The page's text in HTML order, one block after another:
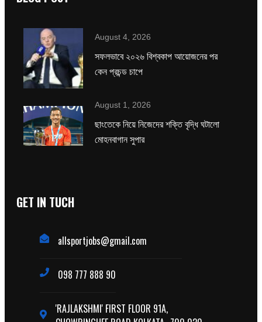
August 4, 2026
সফলভাবে ২০২৬ বিশ্বকাপ আয়োজনের পর
কেন প্রচন্ড চাপে
August 1, 2026
ছাংতেকে নিয়ে নিজেদের শক্তি বৃদ্ধি ঘটালো
মোহনবাগান সুপার
GET IN TUCH
allsportjobs@gmail.com
098 777 888 90
'RAJLAKSHMI' FIRST FLOOR 91A,